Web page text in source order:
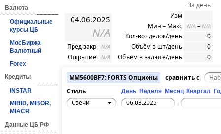
Валюта
Официальные
курсы ЦБ
МосБиржа
Валютный
Forex
Кредиты
INSTAR
MIBID, MIBOR,
MIACR
Данные ЦБ РФ
04.06.2025
N/A
Пред закр N/A
Открытие N/A
За день
Изм
Мин – Макс
N/A – N/A
Кол-во сделок/день
0
Объём в шт/день
0
Объём в валюте/день
0
MM5600BF7: FORTS Опционы
сравнить с
Стиль
День Неделя Месяц Квартал
Свечи –